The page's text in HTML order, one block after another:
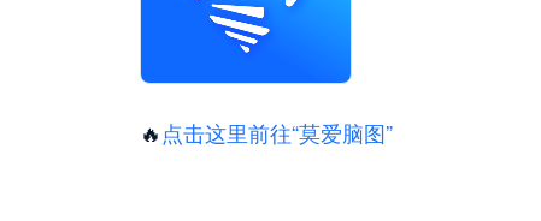
🔥点击这里前往“莫爱脑图”